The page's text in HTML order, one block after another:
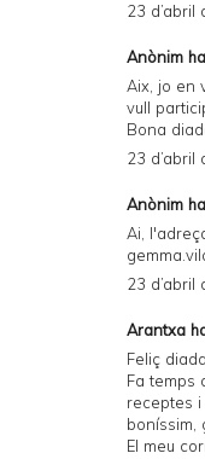
23 d’abril
Anònim
Aix, jo en
vull
Bona
23 d’abril
Anònim
Ai,
23 d’abril
Arantxa
Feliç
Fa temps
receptes
boníssim,
El meu